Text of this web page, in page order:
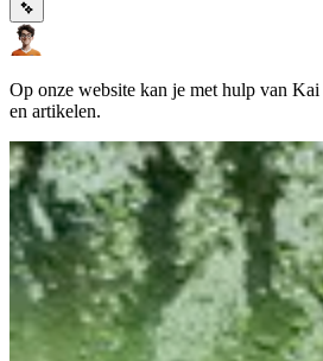
Op onze website kan je met hulp van
en artikelen.